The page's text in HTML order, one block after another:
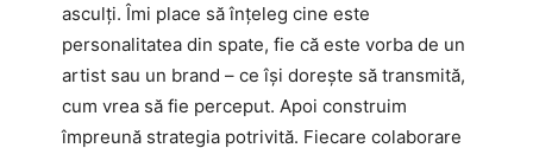
asculți. Îmi place să înțeleg cine este
personalitatea din spate, fie că este vorba de un
artist sau un brand – ce își dorește să transmită,
cum vrea să fie perceput. Apoi construim
împreună strategia potrivită. Fiecare colaborare